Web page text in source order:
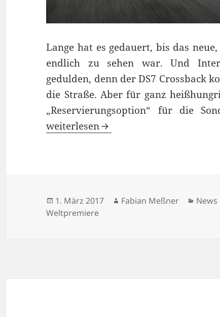
Lange hat es gedauert, bis das
endlich zu sehen war. Und
gedulden, denn der DS7 Crossback
die Straße. Aber für ganz
„Reservierungsoption“ für die
DS7 Crossback Weltpremiere und
weiterlesen
Veröffentlicht
am
1. März 2017 Autor
Fabian Meßner
News
Weltpremiere